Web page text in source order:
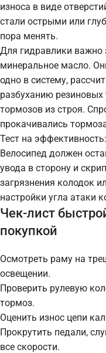
износа в виде
стали острыми или
пора менять.
Для гидравлики важно
минеральное масло.
одно в систему,
разбуханию
тормозов из строя.
прокачивались
Тест на
Велосипед должен
увода в сторону и
загрязнения колодок
настройки угла атаки
Чек-лист
покупкой
Осмотреть раму на
освещении.
Проверить рулевую
тормоз.
Оценить износ цепи
Прокрутить педали,
все скорости.